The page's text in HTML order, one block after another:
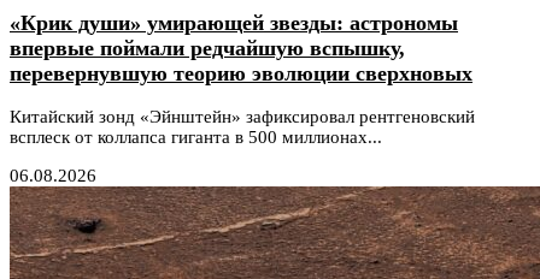
«Крик души» умирающей звезды: астрономы
впервые поймали редчайшую вспышку,
перевернувшую теорию эволюции сверхновых
Китайский зонд «Эйнштейн» зафиксировал рентгеновский
всплеск от коллапса гиганта в 500 миллионах...
06.08.2026